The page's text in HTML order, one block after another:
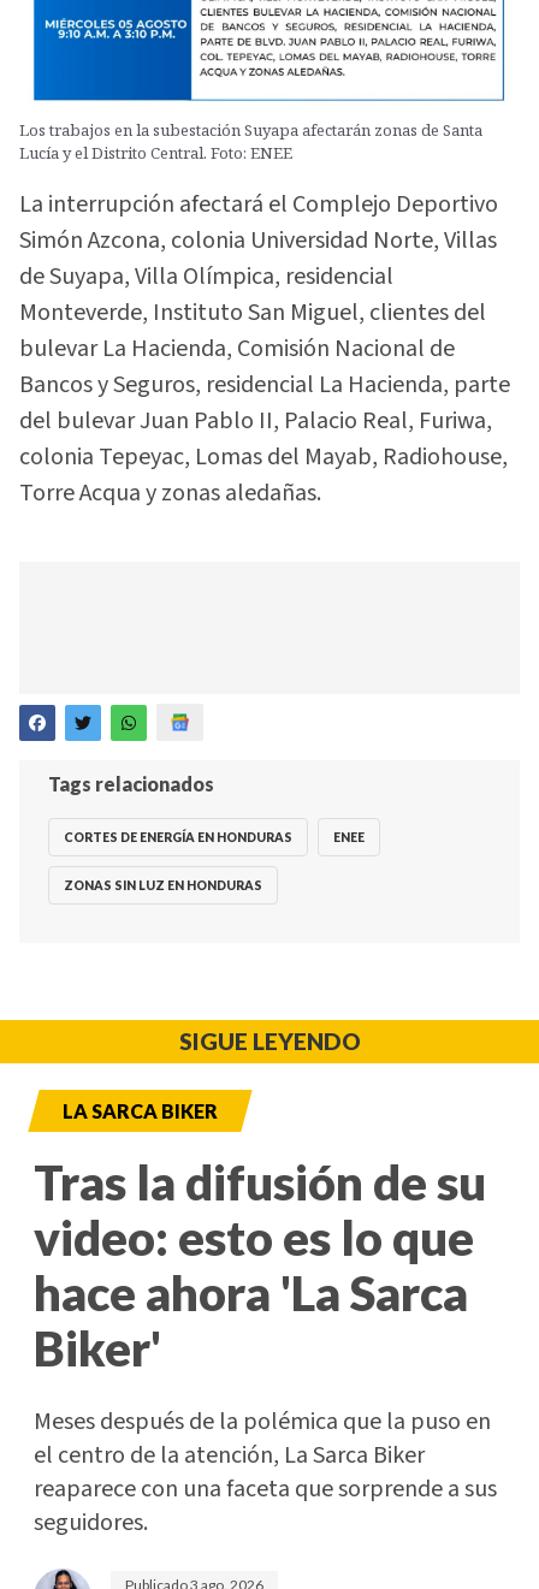
Los trabajos en la subestación Suyapa afectarán zonas de Santa
Lucía y el Distrito Central. Foto: ENEE
La interrupción afectará el Complejo Deportivo
Simón Azcona, colonia Universidad Norte, Villas
de Suyapa, Villa Olímpica, residencial
Monteverde, Instituto San Miguel, clientes del
bulevar La Hacienda, Comisión Nacional de
Bancos y Seguros, residencial La Hacienda, parte
del bulevar Juan Pablo II, Palacio Real, Furiwa,
colonia Tepeyac, Lomas del Mayab, Radiohouse,
Torre Acqua y zonas aledañas.
Tags relacionados
CORTES DE ENERGÍA EN HONDURAS ENEE
ZONAS SIN LUZ EN HONDURAS
SIGUE LEYENDO
LA SARCA BIKER
Tras la difusión de su
video: esto es lo que
hace ahora 'La Sarca
Biker'
Meses después de la polémica que la puso en
el centro de la atención, La Sarca Biker
reaparece con una faceta que sorprende a sus
seguidores.
Publicado3 ago. 2026